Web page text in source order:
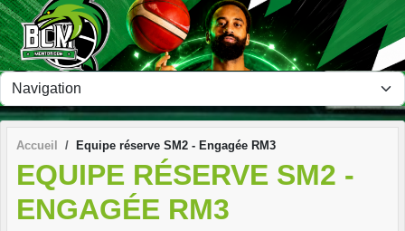
Accueil Equipe réserve SM2 - Engagée RM3
EQUIPE RÉSERVE SM2 -
ENGAGÉE RM3
Panneau de gestion des cookies